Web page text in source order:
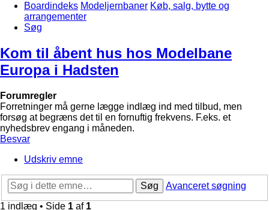
Boardindeks Modeljernbaner Køb, salg, bytte og
arrangementer
Søg
Kom til åbent hus hos Modelbane
Europa i Hadsten
Forumregler
Forretninger må gerne lægge indlæg ind med tilbud, men
forsøg at begræns det til en fornuftig frekvens. F.eks. et
nyhedsbrev engang i måneden.
Besvar
Udskriv emne
Søg
Avanceret søgning
1 indlæg • Side 1 af 1